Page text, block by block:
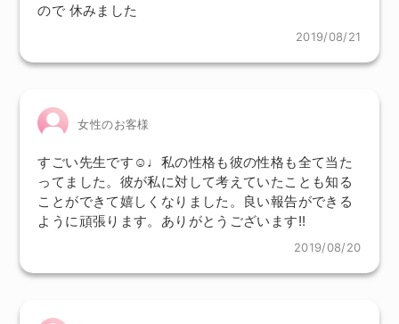
ので 休みました
2019/08/21
女性のお客様
すごい先生です☺♩私の性格も彼の性格も全て当た
ってました。彼が私に対して考えていたことも知る
ことができて嬉しくなりました。良い報告ができる
ように頑張ります。ありがとうございます!!
2019/08/20